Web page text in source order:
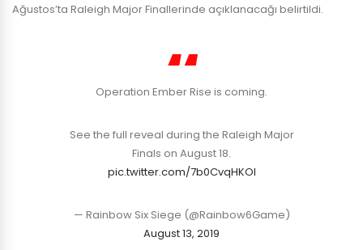
Ağustos’ta Raleigh Major Finallerinde açıklanacağı belirtildi.
Operation Ember Rise is coming.
See the full reveal during the Raleigh Major
Finals on August 18.
pic.twitter.com/7b0CvqHKOI
— Rainbow Six Siege (@Rainbow6Game)
August 13, 2019